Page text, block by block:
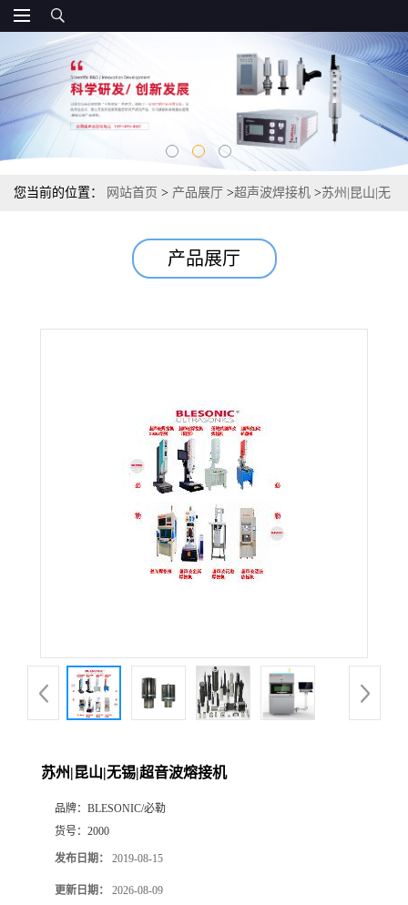
您当前的位置： 网站首页 > 产品展厅 >超声波焊接机 >苏州|昆山|无
产品展厅
苏州|昆山|无锡|超音波熔接机
品牌： BLESONIC/必勒
货号： 2000
发布日期： 2019-08-15
更新日期： 2026-08-09